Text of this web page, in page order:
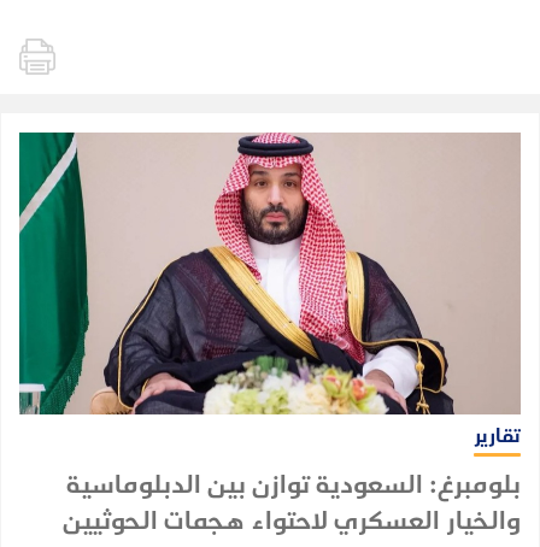
تقارير
بلومبرغ: السعودية توازن بين الدبلوماسية
والخيار العسكري لاحتواء هجمات الحوثيين